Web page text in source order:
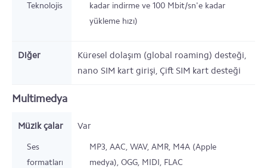
Teknolojisi
kadar indirme ve 100 Mbit/sn'e kadar
yükleme hızı)
Diğer
Küresel dolaşım (global roaming) desteği,
nano SIM kart girişi, Çift SIM kart desteği
Multimedya
Müzik çalar Var
Ses
formatları
MP3, AAC, WAV, AMR, M4A (Apple
medya), OGG, MIDI, FLAC